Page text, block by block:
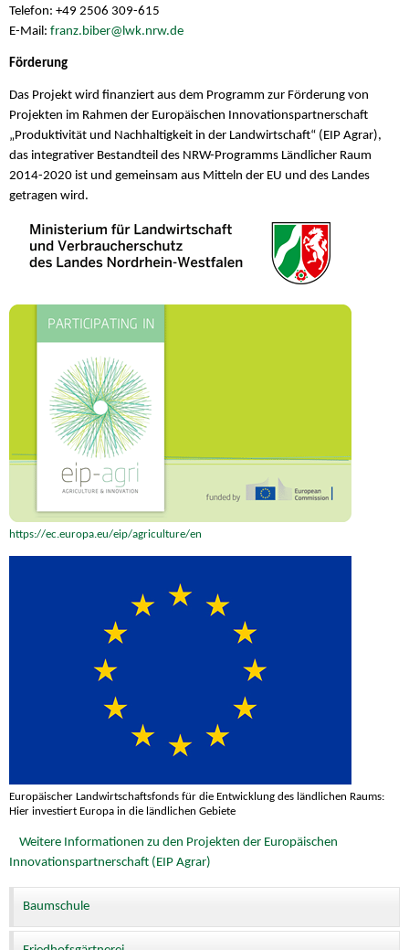
Telefon: +49 2506 309-615
E-Mail: franz.biber@lwk.nrw.de
Förderung
Das Projekt wird finanziert aus dem Programm zur Förderung von
Projekten im Rahmen der Europäischen Innovationspartnerschaft
„Produktivität und Nachhaltigkeit in der Landwirtschaft“ (EIP Agrar),
das integrativer Bestandteil des NRW-Programms Ländlicher Raum
2014-2020 ist und gemeinsam aus Mitteln der EU und des Landes
getragen wird.
https://ec.europa.eu/eip/agriculture/en
Europäischer Landwirtschaftsfonds für die Entwicklung des ländlichen Raums:
Hier investiert Europa in die ländlichen Gebiete
Weitere Informationen zu den Projekten der Europäischen
Innovationspartnerschaft (EIP Agrar)
Baumschule